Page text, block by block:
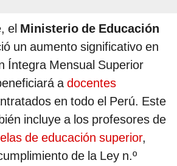
el Ministerio de Educación
un aumento significativo en
Íntegra Mensual Superior
adocentes
en todo el Perú. Este
incluye a los profesores de
de educación superior,
de la Ley n.º